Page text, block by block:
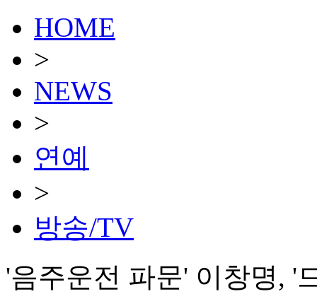
HOME
>
NEWS
>
연예
>
방송/TV
'음주운전 파문' 이창명, '